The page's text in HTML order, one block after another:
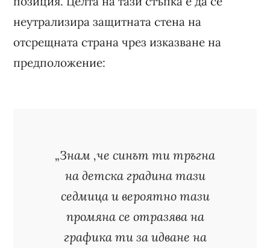
неутрализира защитната стена на
отсрещната страна чрез изказване на
предположение:
„Знам ,че синът ти тръгна
на детска градина тази
седмица и вероятно тази
промяна се отразява на
графика ти за идване на